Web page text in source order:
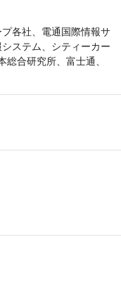
各社、電通国際情報サ
ステム、シティーカー
総合研究所、富士通、